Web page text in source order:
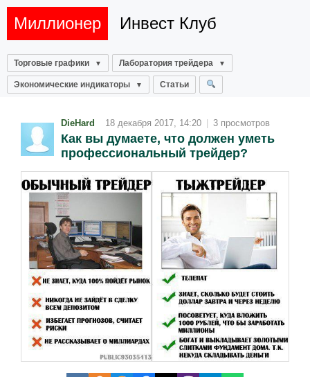
Миллионер Инвест Клуб
Торговые графики Лаборатория трейдера
Экономические индикаторы Статьи
DieHard 18 декабря 2017, 14:20 3 просмотров
Как вы думаете, что должен уметь
профессиональный трейдер?